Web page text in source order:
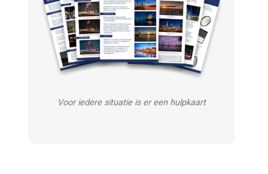
Voor iedere situatie is er een hulpkaart